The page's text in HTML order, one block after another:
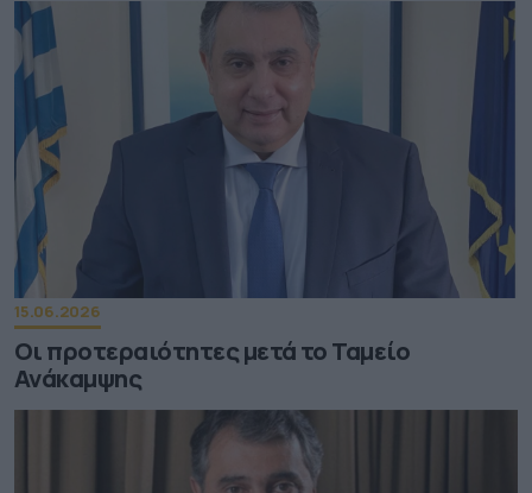
15.06.2026
Οι προτεραιότητες μετά το Ταμείο
Ανάκαμψης